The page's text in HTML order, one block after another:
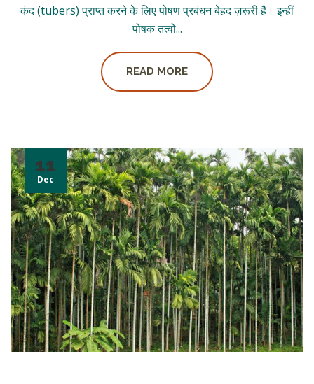
कंद (tubers) प्राप्त करने के लिए पोषण प्रबंधन बेहद ज़रूरी है। इन्हीं
पोषक तत्वों...
READ MORE
11
Dec